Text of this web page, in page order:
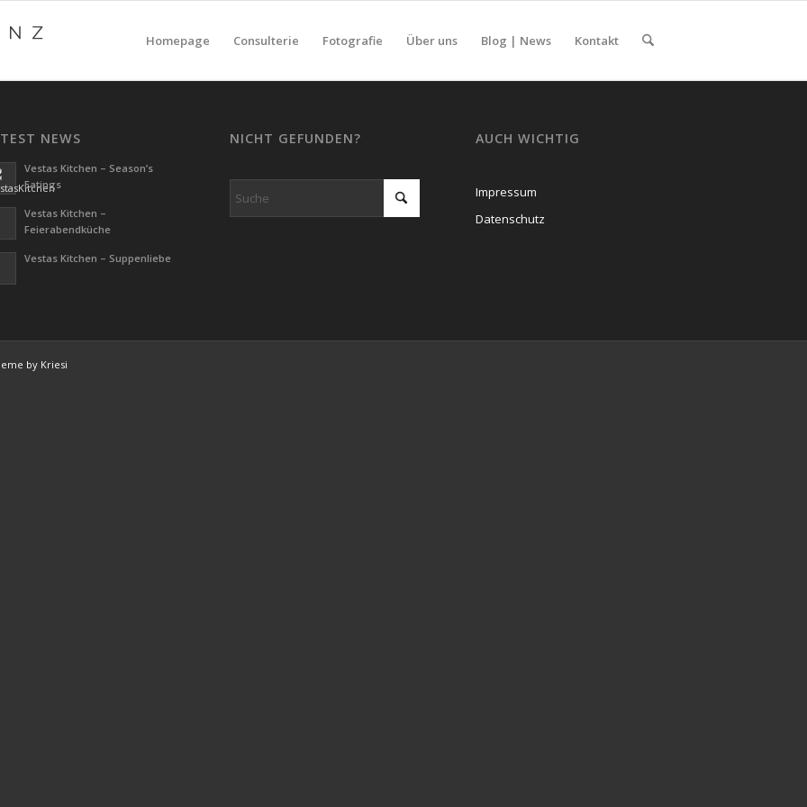
Homepage Consulterie Fotografie Über uns Blog | News Kontakt
NEWS
Vestas Kitchen – Season’s
Eatings
Vestas Kitchen –
Feierabendküche
Vestas Kitchen – Suppenliebe
NICHT GEFUNDEN? AUCH WICHTIG
Impressum
Datenschutz
by Kriesi